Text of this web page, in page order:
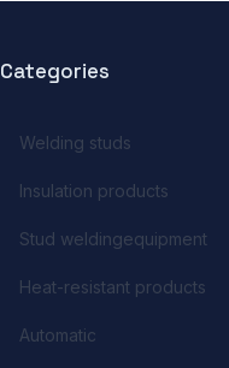
Categories
Welding studs
Insulation products
Stud weldingequipment
Heat-resistant products
Automatic